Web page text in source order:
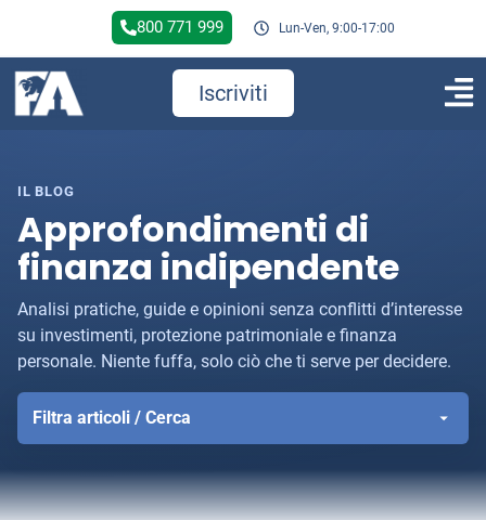
800 771 999 Lun-Ven, 9:00-17:00
Iscriviti
IL BLOG
Approfondimenti di
finanza indipendente
Analisi pratiche, guide e opinioni senza conflitti d’interesse
su investimenti, protezione patrimoniale e finanza
personale. Niente fuffa, solo ciò che ti serve per decidere.
Filtra articoli / Cerca